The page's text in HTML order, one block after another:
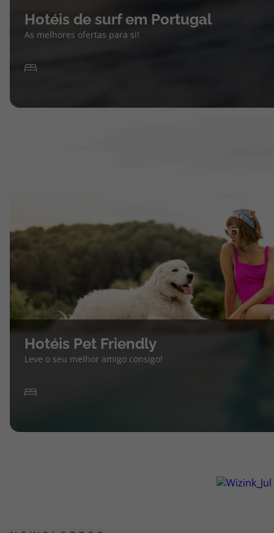
Hotéis de surf em Portugal
As melhores ofertas para si!
Hotéis Pet Friendly
Leve o seu melhor amigo consigo!